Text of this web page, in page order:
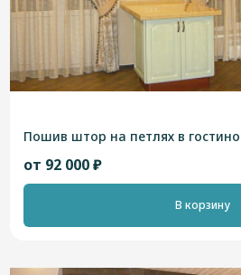
Пошив штор на петлях в
от 92 000 ₽
В корзину